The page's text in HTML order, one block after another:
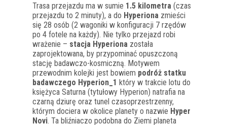
Trasa przejazdu ma w sumie 1.5 kilometra (czas
przejazdu to 2 minuty), a do Hyperiona zmieści
się 28 osób (2 wagoniki w konfiguracji 7 rzędów
po 4 fotele na każdy). Nie tylko przejazd robi
wrażenie – stacja Hyperiona została
zaprojektowana, by przypominać opuszczoną
stację badawczo-kosmiczną. Motywem
przewodnim kolejki jest bowiem podróż statku
badawczego Hyperion_1 który w trakcie lotu do
księżyca Saturna (tytułowy Hyperion) natrafia na
czarną dziurę oraz tunel czasoprzestrzenny,
którym dociera w okolice planety o nazwie Hyper
Novi. Ta bliźniaczo podobna do Ziemi planeta